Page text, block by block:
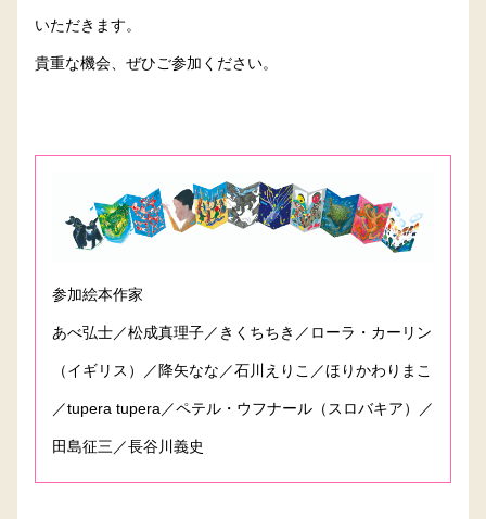
いただきます。
貴重な機会、ぜひご参加ください。
参加絵本作家
あべ弘士／松成真理子／きくちちき／ローラ・カーリン
（イギリス）／降矢なな／石川えりこ／ほりかわりまこ
／tupera tupera／ペテル・ウフナール（スロバキア）／
田島征三／長谷川義史